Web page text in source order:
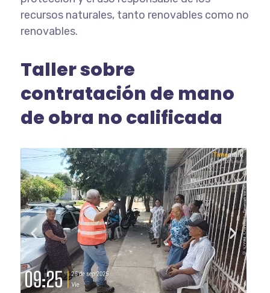
recursos naturales, tanto renovables como no
renovables.
Taller sobre
contratación de mano
de obra no calificada